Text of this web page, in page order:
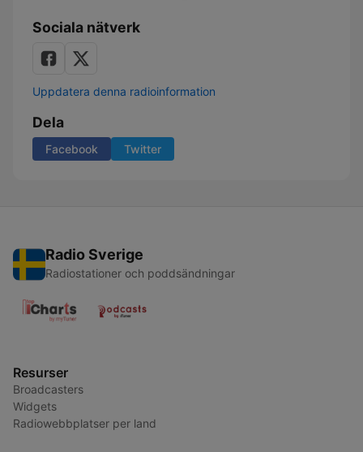
Sociala nätverk
Uppdatera denna radioinformation
Dela
Facebook Twitter
Radio Sverige
Radiostationer och poddsändningar
Resurser
Broadcasters
Widgets
Radiowebbplatser per land